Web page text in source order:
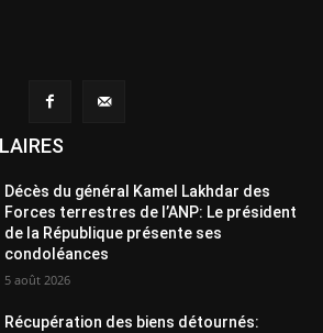
Décès du général Kamel Lakhdar des
Forces terrestres de l’ANP: Le président
de la République présente ses
condoléances
5 août 2026
Récupération des biens détournés: